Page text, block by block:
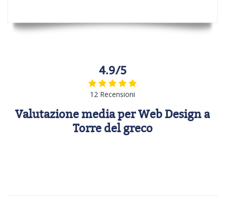
4.9/5
12 Recensioni
Valutazione media per Web Design a
Torre del greco